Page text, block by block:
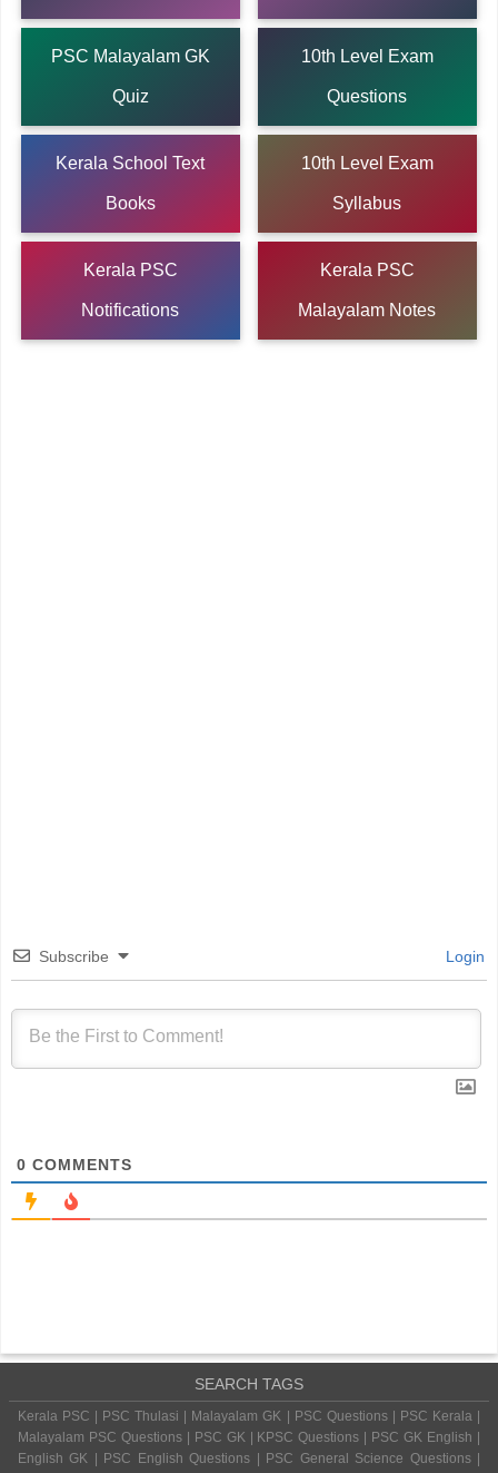
PSC Malayalam GK
Quiz
10th Level Exam
Questions
Kerala School Text
Books
10th Level Exam
Syllabus
Kerala PSC
Notifications
Kerala PSC
Malayalam Notes
Subscribe Login
0 COMMENTS
SEARCH TAGS
Kerala PSC | PSC Thulasi | Malayalam GK | PSC Questions | PSC Kerala |
Malayalam PSC Questions | PSC GK | KPSC Questions | PSC GK English |
English GK | PSC English Questions | PSC General Science Questions |